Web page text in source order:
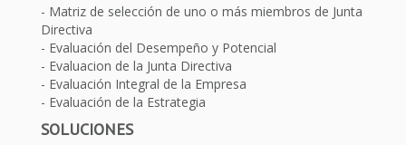
Matriz de selección de uno o más miembros de Junta
Directiva
Evaluación del Desempeño y Potencial
Evaluacion de la Junta Directiva
Evaluación Integral de la Empresa
Evaluación de la Estrategia
SOLUCIONES